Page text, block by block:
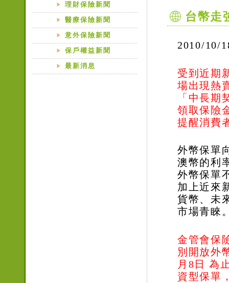
理財保險新聞
醫療保險新聞
意外保險新聞
保戶權益新聞
最新消息
台幣走
2010/10/
受到近期
場出現熱
「中長
領取保險
提醒消費
外幣保單
澳幣的利
外幣保單
加上近來
貨幣、未
市場青睞
金管會保
別開放外
月8 日
為
資型保單